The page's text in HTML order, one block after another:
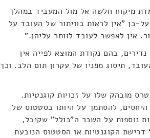
מיקוח חלשה אל מול המעביד במהלך
כן "אין לראות בוויתור של העובד על
אין לאפשר לעובד לוותר עליהן."
בהם נקודת המוצא לפייה אין
תיסוג מפניו של עקרון תום הלב. וכך
מובהק שלו על זכויות קוגנטיות.
להסתמך על היותו בסטטוס של
נוספות על השכר ה"כולל" שקיבל,
הקוגנטיות או הסטטוס הנובעת